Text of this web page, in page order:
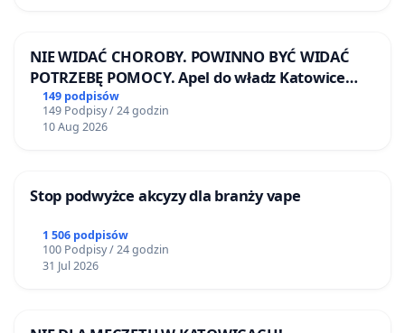
NIE WIDAĆ CHOROBY. POWINNO BYĆ WIDAĆ
POTRZEBĘ POMOCY. Apel do władz Katowice
Airport o przystąpienie do programu HIDDEN
DISABILITIES SUNFLOWER – SŁONECZNIK –
UKRYTE NIEPEŁNOSPRAWNOŚCI
149 podpisów
149 Podpisy / 24 godzin
10 Aug 2026
Stop podwyżce akcyzy dla branży vape
1 506 podpisów
100 Podpisy / 24 godzin
31 Jul 2026